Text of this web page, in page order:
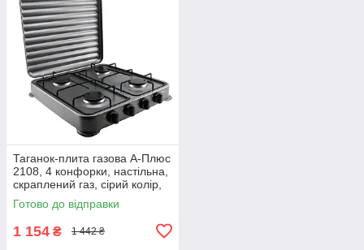
Таганок-плита газова А-Плюс
2108, 4 конфорки, настільна,
скраплений газ, сірий колір,
для дому та дачі
Готово до відправки
1 154 ₴ 1 442 ₴